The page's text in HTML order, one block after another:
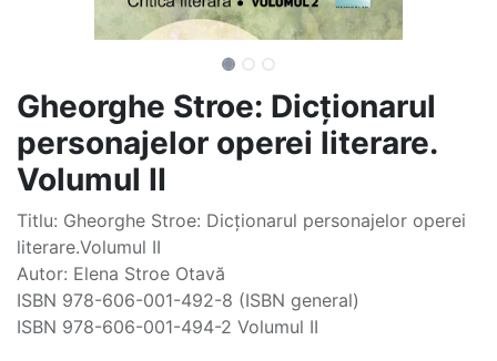
Gheorghe Stroe: Dicționarul
personajelor operei literare.
Volumul II
Titlu: Gheorghe Stroe: Dicționarul personajelor operei
literare.Volumul II
Autor: Elena Stroe Otavă
ISBN 978-606-001-492-8 (ISBN general)
ISBN 978-606-001-494-2 Volumul II